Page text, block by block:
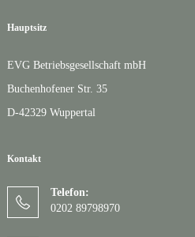
Hauptsitz
EVG Betriebsgesellschaft mbH
Buchenhofener Str. 35
D-42329 Wuppertal
Kontakt
Telefon:
0202 89798970